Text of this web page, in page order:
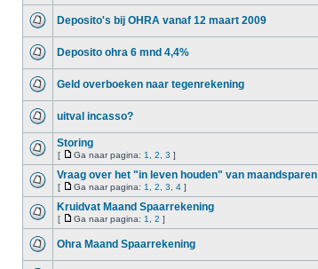
Deposito's bij OHRA vanaf 12 maart 2009
Deposito ohra 6 mnd 4,4%
Geld overboeken naar tegenrekening
uitval incasso?
Storing
[ Ga naar pagina: 1 2 3 ]
Vraag over het "in leven houden" van maandsparen
[ Ga naar pagina: 1 2 3 4 ]
Kruidvat Maand Spaarrekening
[ Ga naar pagina: 1 2 ]
Ohra Maand Spaarrekening